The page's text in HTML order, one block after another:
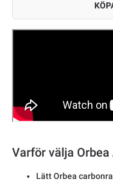
Varför välja Orbea
Lätt Orbea